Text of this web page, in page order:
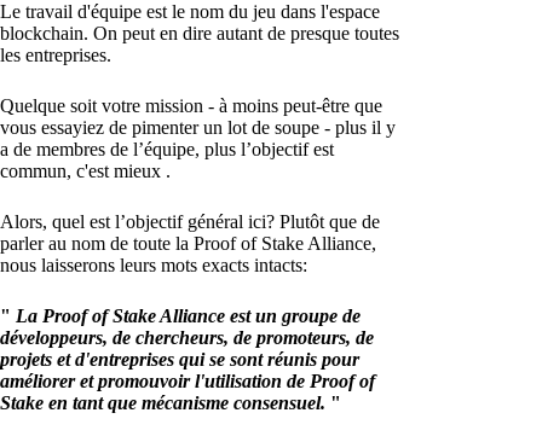
Le travail d'équipe est le nom du jeu dans l'espace
blockchain. On peut en dire autant de presque toutes
les entreprises.
Quelque soit votre mission - à moins peut-être que
vous essayiez de pimenter un lot de soupe - plus il y
a de membres de l’équipe, plus l’objectif est
commun, c'est mieux .
Alors, quel est l’objectif général ici? Plutôt que de
parler au nom de toute la Proof of Stake Alliance,
nous laisserons leurs mots exacts intacts:
" La Proof of Stake Alliance est un groupe de
développeurs, de chercheurs, de promoteurs, de
projets et d'entreprises qui se sont réunis pour
améliorer et promouvoir l'utilisation de Proof of
Stake en tant que mécanisme consensuel. "